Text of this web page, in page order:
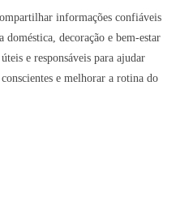
informações confiáveis
decoração e bem-estar
e responsáveis para ajudar
e melhorar a rotina do